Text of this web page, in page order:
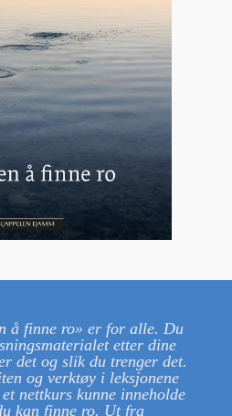
å finne ro» er for alle. Du
etter dine
det og slik du trenger det.
og verktøy i leksjonene
nettkurs kunne inneholde
kan finne ro. Ut fra